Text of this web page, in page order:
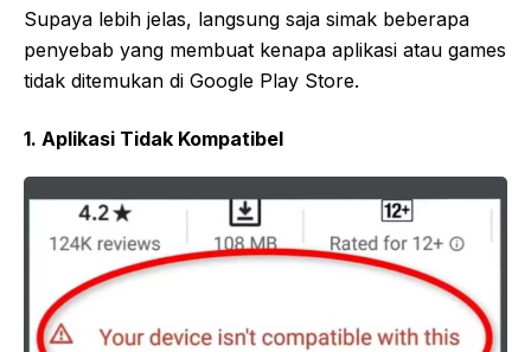
Supaya lebih jelas, langsung saja simak beberapa
penyebab yang membuat kenapa aplikasi atau games
tidak ditemukan di Google Play Store.
1. Aplikasi Tidak Kompatibel